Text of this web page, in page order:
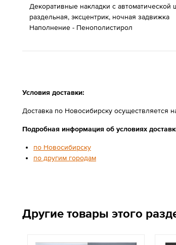
Декоративные накладки с автоматической
раздельная, эксцентрик, ночная задвижка
Наполнение - Пенополистирол
Условия доставки:
Доставка по Новосибирску осуществляется
Подробная информация об условиях
по Новосибирску
по другим городам
Другие товары этого